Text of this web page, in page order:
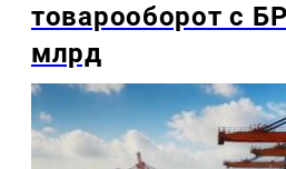
товарооборот с
млрд